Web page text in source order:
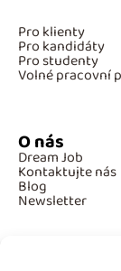
Pro klienty
Pro kandidáty
Pro studenty
Volné pracovní
O nás
Dream Job
Kontaktujte nás
Blog
Newsletter